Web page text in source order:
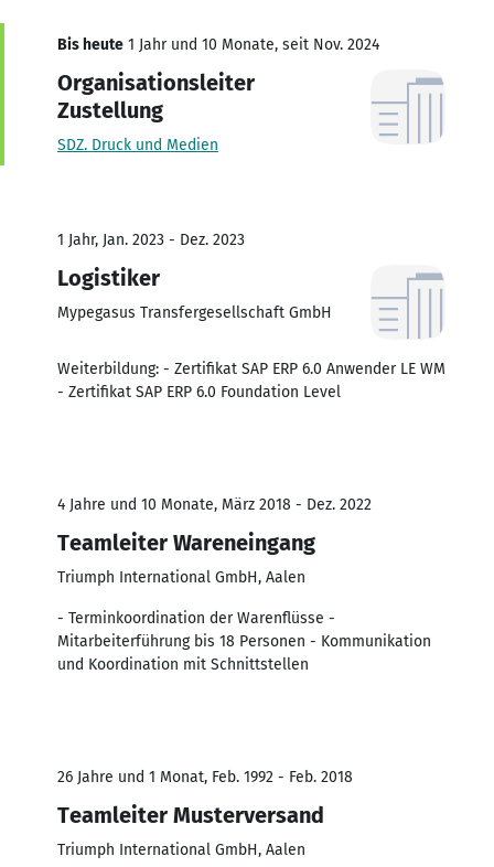
Bis heute 1 Jahr und 10 Monate, seit Nov. 2024
Organisationsleiter
Zustellung
SDZ. Druck und Medien
1 Jahr, Jan. 2023 - Dez. 2023
Logistiker
Mypegasus Transfergesellschaft GmbH
Weiterbildung: - Zertifikat SAP ERP 6.0 Anwender LE WM
- Zertifikat SAP ERP 6.0 Foundation Level
4 Jahre und 10 Monate, März 2018 - Dez. 2022
Teamleiter Wareneingang
Triumph International GmbH, Aalen
- Terminkoordination der Warenflüsse -
Mitarbeiterführung bis 18 Personen - Kommunikation
und Koordination mit Schnittstellen
26 Jahre und 1 Monat, Feb. 1992 - Feb. 2018
Teamleiter Musterversand
Triumph International GmbH, Aalen